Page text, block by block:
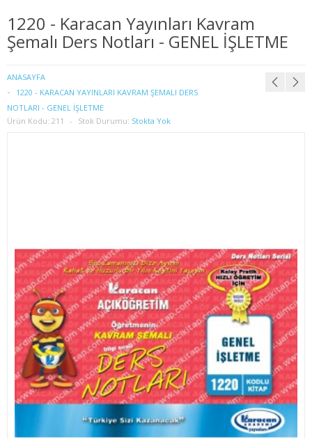
İŞLETME
1. SINIF 1. YARIYIL İŞLETME
1. SINIF 2. YARIYIL İŞLETME
4. SINIF 7. YARIYIL İŞLETME
4. SINIF 8. YARIYIL İŞLETME
İKTİSAT
1. SINIF 1. YARIYIL İKTİSAT
1. SINIF 2. YARIYIL İKTİSAT
2. SINIF 3. YARIYIL İKTİSAT
1220 - Karacan Yayınları Kavram
Şemalı Ders Notları - GENEL İŞLETME
ANASAYFA
1220 - KARACAN YAYINLARI KAVRAM ŞEMALI DERS
NOTLARI - GENEL İŞLETME
Ürün Kodu: 211 Stok Durumu: Stokta Yok